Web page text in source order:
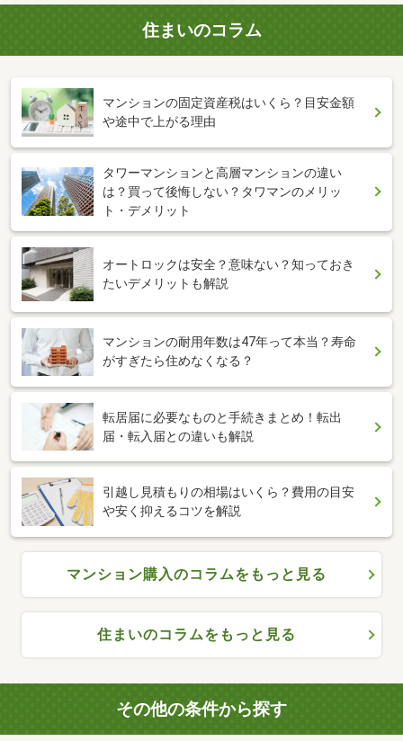
住まいのコラム
マンションの固定資産税はいくら？目安金額
や途中で上がる理由
タワーマンションと高層マンションの違い
は？買って後悔しない？タワマンのメリッ
ト・デメリット
オートロックは安全？意味ない？知っておき
たいデメリットも解説
マンションの耐用年数は47年って本当？寿命
がすぎたら住めなくなる？
転居届に必要なものと手続きまとめ！転出
届・転入届との違いも解説
引越し見積もりの相場はいくら？費用の目安
や安く抑えるコツを解説
マンション購入のコラムをもっと見る
住まいのコラムをもっと見る
その他の条件から探す